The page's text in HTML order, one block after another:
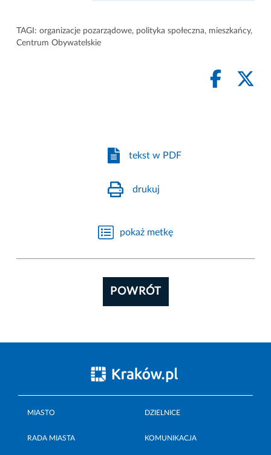
TAGI: organizacje pozarządowe, polityka społeczna, mieszkańcy,
Centrum Obywatelskie
tekst w PDF
drukuj
pokaż metkę
POWRÓT
MIASTO DZIELNICE
RADA MIASTA KOMUNIKACJA